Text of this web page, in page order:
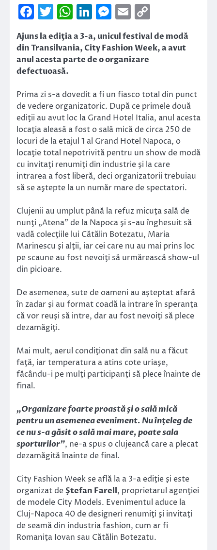
Facebook
Twitter
WhatsApp
LinkedIn
Messenger
Email
Link
Ajuns la ediţia a 3-a, unicul festival de modă
din Transilvania, City Fashion Week, a avut
anul acesta parte de o organizare
defectuoasă.
Prima zi s-a dovedit a fi un fiasco total din punct
de vedere organizatoric. După ce primele două
ediţii au avut loc la Grand Hotel Italia, anul acesta
locaţia aleasă a fost o sală mică de circa 250 de
locuri de la etajul 1 al Grand Hotel Napoca, o
locaţie total nepotrivită pentru un show de modă
cu invitaţi renumiţi din industrie şi la care
intrarea a fost liberă, deci organizatorii trebuiau
să se aştepte la un număr mare de spectatori.
Clujenii au umplut până la refuz micuţa sală de
nunţi „Atena” de la Napoca şi s-au înghesuit să
vadă colecţiile lui Cătălin Botezatu, Maria
Marinescu şi alţii, iar cei care nu au mai prins loc
pe scaune au fost nevoiţi să urmărească show-ul
din picioare.
De asemenea, sute de oameni au aşteptat afară
în zadar şi au format coadă la intrare în speranţa
că vor reuşi să intre, dar au fost nevoiţi să plece
dezamăgiţi.
Mai mult, aerul condiţionat din sală nu a făcut
faţă, iar temperatura a atins cote uriaşe,
făcându-i pe mulţi participanţi să plece înainte de
final.
„Organizare foarte proastă şi o sală mică
pentru un asemenea eveniment. Nu înţeleg de
ce nu s-a găsit o sală mai mare, poate sala
sporturilor”, ne-a spus o clujeancă care a plecat
dezamăgită înainte de final.
City Fashion Week se află la a 3-a ediţie şi este
organizat deŞtefan Farell, proprietarul agenţiei
de modele City Models. Evenimentul aduce la
Cluj-Napoca 40 de designeri renumiţi şi invitaţi
de seamă din industria fashion, cum ar fi
Romaniţa Iovan sau Cătălin Botezatu.